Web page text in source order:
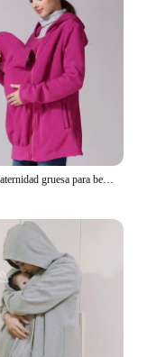
Ropa de maternidad gruesa para bebé, chaqueta de forro polar, abrigo de canguro para mamás, Panel extraíble, sudaderas de maternidad